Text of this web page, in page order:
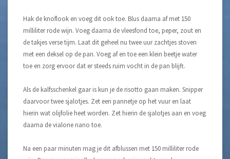
Hak de knoflook en voeg dit ook toe. Blus daarna af met 150
milliliter rode wijn. Voeg daarna de vleesfond toe, peper, zout en
de takjes verse tijm. Laat dit geheel nu twee uur zachtjes stoven
met een deksel op de pan. Voeg af en toe een klein beetje water
toe en zorg ervoor dat er steeds ruim vocht in de pan blijft.
Als de kalfsschenkel gaar is kun je de risotto gaan maken. Snipper
daarvoor twee sjalotjes. Zet een pannetje op het vuur en laat
hierin wat olijfolie heet worden. Zet hierin de sjalotjes aan en voeg
daarna de vialone nano toe.
Na een paar minuten mag je dit afblussen met 150 milliliter rode